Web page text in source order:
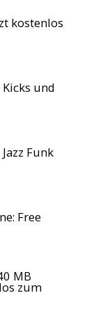
kostenlos
und
Funk
Free
MB
zum